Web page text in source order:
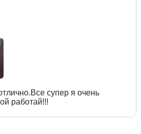
супер я очень
работай!!!